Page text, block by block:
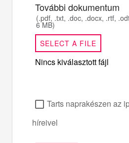
További dokumentum
(.pdf, .txt, .doc, .docx, .rtf,
6 MB)
SELECT A FILE
Nincs kiválasztott fájl
Tarts naprakészen az
híreivel